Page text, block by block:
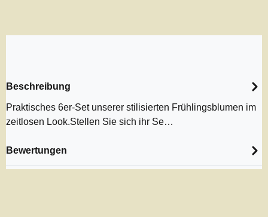
Beschreibung
Praktisches 6er-Set unserer stilisierten Frühlingsblumen im
zeitlosen Look.Stellen Sie sich ihr Se…
Bewertungen